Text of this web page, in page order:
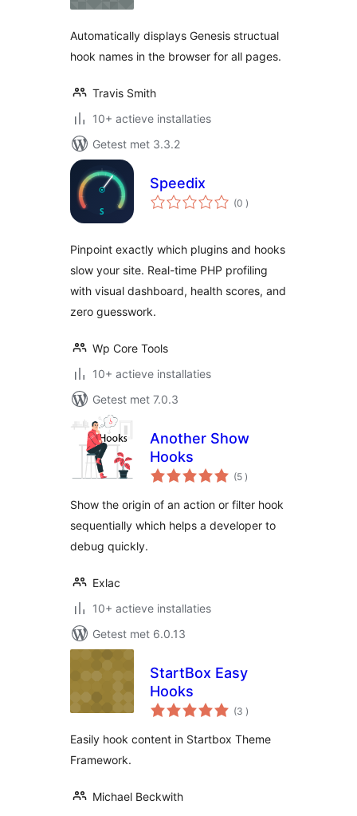
Automatically displays Genesis structual
hook names in the browser for all pages.
Travis Smith
10+ actieve installaties
Getest met 3.3.2
Speedix
(0 aantal
beoordelingen
)
Pinpoint exactly which plugins and hooks
slow your site. Real-time PHP profiling
with visual dashboard, health scores, and
zero guesswork.
Wp Core Tools
10+ actieve installaties
Getest met 7.0.3
Another Show
Hooks
(5 aantal
beoordelingen
)
Show the origin of an action or filter hook
sequentially which helps a developer to
debug quickly.
Exlac
10+ actieve installaties
Getest met 6.0.13
StartBox Easy
Hooks
(3 aantal
beoordelingen
)
Easily hook content in Startbox Theme
Framework.
Michael Beckwith